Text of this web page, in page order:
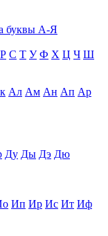
буквы А-Я
Р С Т У Ф Х Ц Ч Ш
Ал Ам Ан Ап Ар
Ду Ды Дэ Дю
Ип Ир Ис Ит Иф